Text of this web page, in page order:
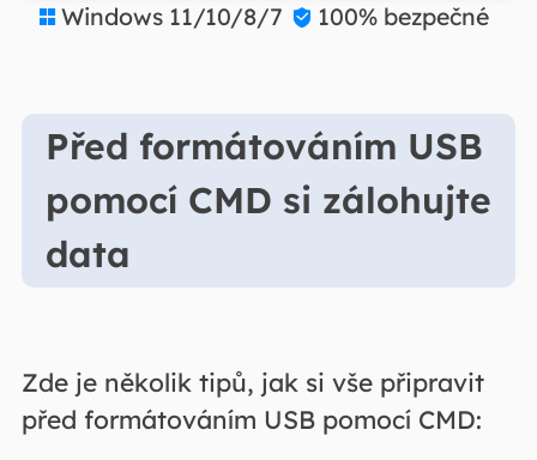
 Windows 11/10/8/7  100% bezpečné
Před formátováním USB
pomocí CMD si zálohujte
data
Zde je několik tipů, jak si vše připravit
před formátováním USB pomocí CMD: